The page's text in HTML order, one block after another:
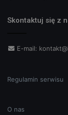
Skontaktuj się z
E-mail:
Regulamin serwisu
O nas